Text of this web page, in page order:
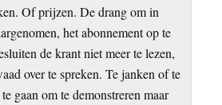
Of prijzen. De drang om in
het abonnement op te
de krant niet meer te lezen,
over te spreken. Te janken of te
gaan om te demonstreren maar